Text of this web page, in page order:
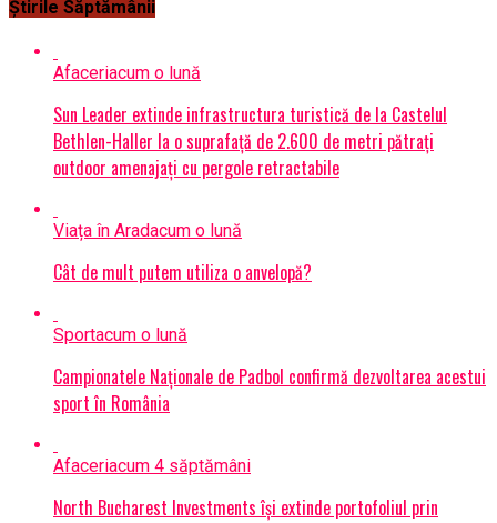
Știrile Săptămânii
Afaceriacum o lună
Sun Leader extinde infrastructura turistică de la Castelul
Bethlen-Haller la o suprafață de 2.600 de metri pătrați
outdoor amenajați cu pergole retractabile
Viața în Aradacum o lună
Cât de mult putem utiliza o anvelopă?
Sportacum o lună
Campionatele Naționale de Padbol confirmă dezvoltarea acestui
sport în România
Afaceriacum 4 săptămâni
North Bucharest Investments își extinde portofoliul prin